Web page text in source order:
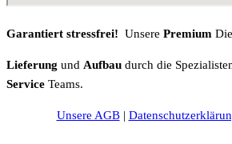
Garantiert stressfrei! Unsere Premium
Lieferung und Aufbau durch die
Service Teams.
Unsere AGB|